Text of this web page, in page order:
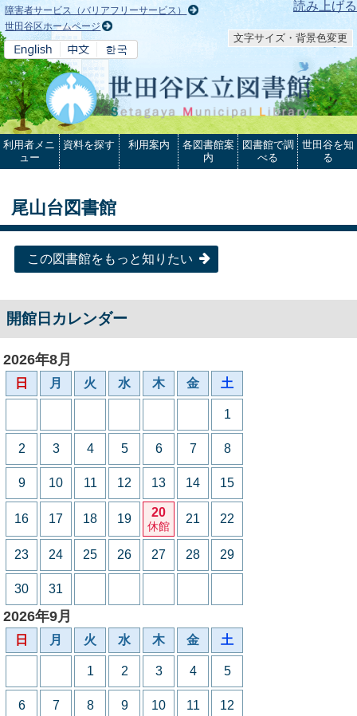
本文へ 読み上げる
障害者サービス（バリアフリーサービス）
世田谷区ホームページ
文字サイズ・背景色変更
利用者メニ
ュー
資料を探す 利用案内
各図書館案
内
図書館で調
べる
世田谷を知
る
尾山台図書館
この図書館をもっと知りたい
開館日カレンダー
2026年8月
日 月 火 水 木 金 土
1
2 3 4 5 6 7 8
9 10 11 12 13 14 15
16 17 18 19 20
休館
21 22
23 24 25 26 27 28 29
30 31
2026年9月
日 月 火 水 木 金 土
1 2 3 4 5
6 7 8 9 10 11 12